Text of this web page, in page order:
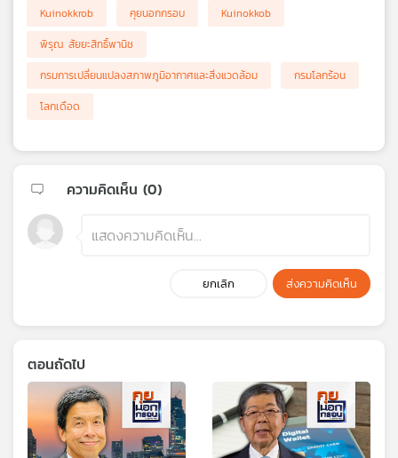
Kuinokkrob
คุยนอกกรอบ
Kuinokkob
พิรุณ สัยยะสิทธิ์พานิช
กรมการเปลี่ยนแปลงสภาพภูมิอากาศและสิ่งแวดล้อม
กรมโลกร้อน
โลกเดือด
ความคิดเห็น (0)
ยกเลิก ส่งความคิดเห็น
ตอนถัดไป